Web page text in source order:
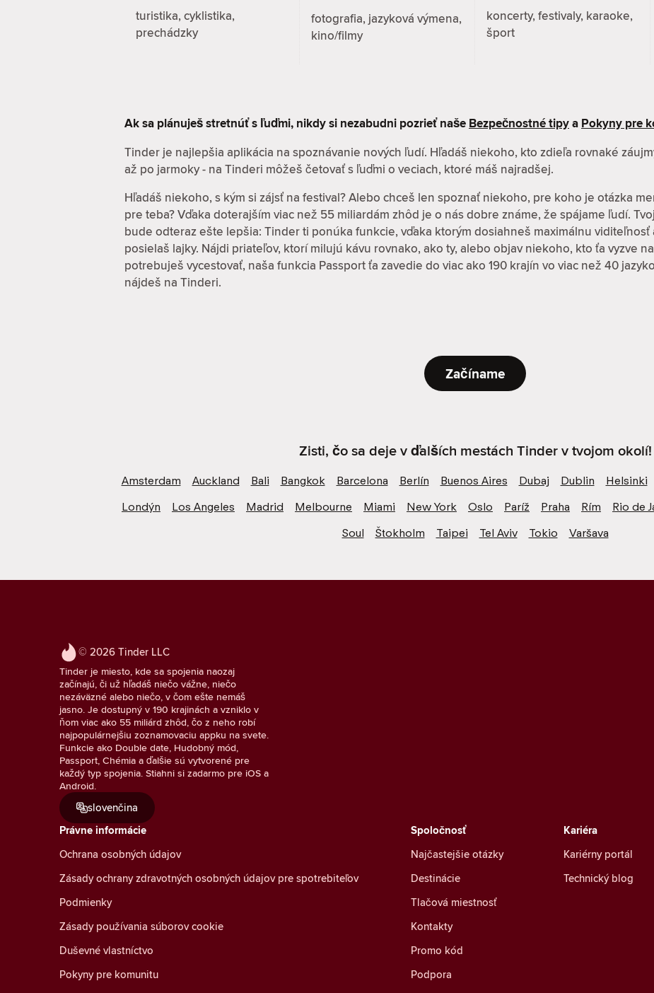
turistika, cyklistika,
prechádzky
fotografia, jazyková výmena,
kino/filmy
koncerty, festivaly, karaoke,
šport
Ak sa plánuješ stretnúť s ľuďmi, nikdy si nezabudni pozrieť naše Bezpečnostné tipya Pokyny pre
Tinder je najlepšia aplikácia na spoznávanie nových ľudí. Hľadáš niekoho, kto zdieľa rovnaké
až po jarmoky - na Tinderi môžeš četovať s ľuďmi o veciach, ktoré máš najradšej.
Hľadáš niekoho, s kým si zájsť na festival? Alebo chceš len spoznať niekoho, pre koho je otázka
pre teba? Vďaka doterajším viac než 55 miliardám zhôd je o nás dobre známe, že spájame ľudí.
bude odteraz ešte lepšia: Tinder ti ponúka funkcie, vďaka ktorým dosiahneš maximálnu
posielaš lajky. Nájdi priateľov, ktorí milujú kávu rovnako, ako ty, alebo objav niekoho, kto ťa vyzve
potrebuješ vycestovať, naša funkcia Passport ťa zavedie do viac ako 190 krajín vo viac než 40
nájdeš na Tinderi.
Začíname
Zisti, čo sa deje v ďalších mestách Tinder v tvojom okolí!
Amsterdam Auckland Bali Bangkok Barcelona Berlín Buenos Aires Dubaj Dublin Helsinki
Londýn
Los Angeles Madrid Melbourne Miami New York Oslo Paríž Praha Rím Rio de
Soul
Štokholm Taipei Tel Aviv Tokio Varšava
© 2026 Tinder LLC
Tinder je miesto, kde sa spojenia naozaj
začínajú, či už hľadáš niečo vážne, niečo
nezáväzné alebo niečo, v čom ešte nemáš
jasno. Je dostupný v 190 krajinách a vzniklo v
ňom viac ako 55 miliárd zhôd, čo z neho robí
najpopulárnejšiu zoznamovaciu appku na svete.
Funkcie ako Double date, Hudobný mód,
Passport, Chémia a ďalšie sú vytvorené pre
každý typ spojenia. Stiahni si zadarmo pre iOS a
Android.
slovenčina
Právne informácie
Ochrana osobných údajov
Zásady ochrany zdravotných osobných údajov pre spotrebiteľov
Podmienky
Zásady používania súborov cookie
Duševné vlastníctvo
Pokyny pre komunitu
Kariéra
Kariérny portál
Technický blog
Spoločnosť
Najčastejšie otázky
Destinácie
Tlačová miestnosť
Kontakty
Promo kód
Podpora